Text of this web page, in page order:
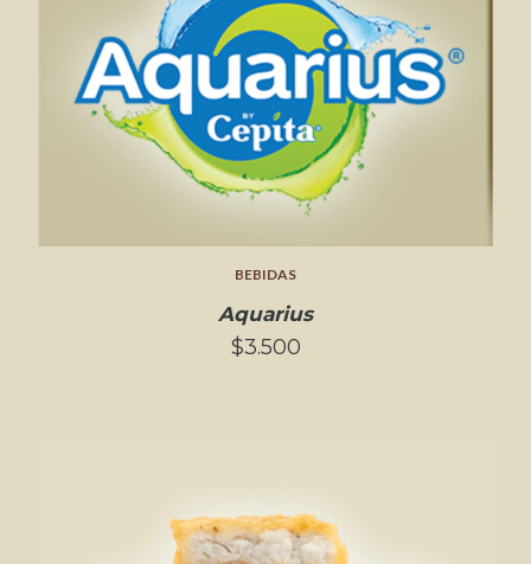
BEBIDAS
Aquarius
$3.500